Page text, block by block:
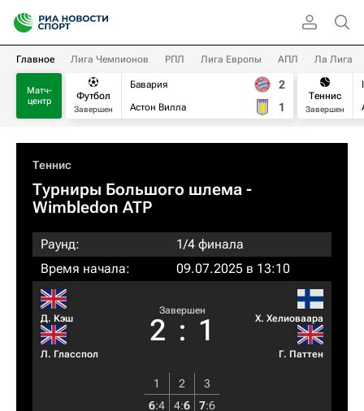
Главное Лига Чемпионов РПЛ Лига Европы АПЛ Ла Лига
Матч-
центр
Футбол
Завершен
Бавария
Астон Вилла
2
1
Теннис
Завершен
Теннис
Турниры Большого шлема -
Wimbledon ATP
Раунд:
1/4 финала
Время начала:
09.07.2025 в 13:10
Д. Кэш
Л. Гласспол
Завершен
2 : 1 Х. Хелиоваара
Г. Паттен
1 2
3
6:4 4:6 7:6